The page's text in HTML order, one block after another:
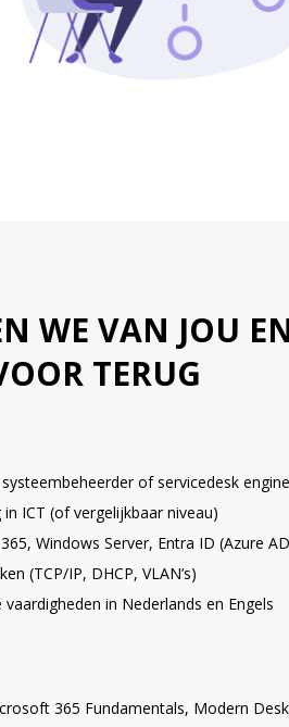
WE VAN JOU
TERUG
of servicedesk
ICT (of vergelijkbaar niveau)
Windows Server, Entra ID (Azure
(TCP/IP, DHCP, VLAN’s)
in Nederlands en Engels
365 Fundamentals, Modern